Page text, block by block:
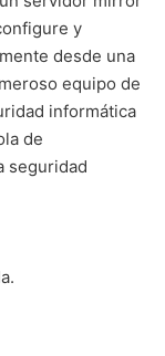
y
desde una
equipo de
informática
de
seguridad